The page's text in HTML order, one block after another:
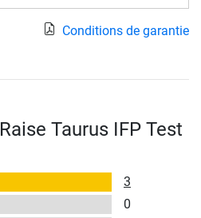
Conditions de garantie
Taurus IFP Test
3
0